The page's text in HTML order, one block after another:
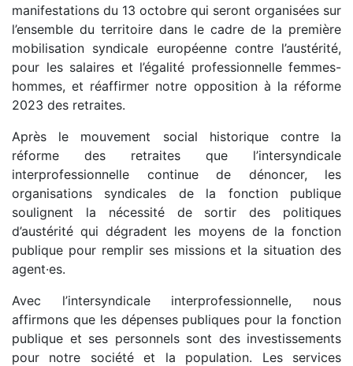
manifestations du 13 octobre qui seront organisées sur
l’ensemble du territoire dans le cadre de la première
mobilisation syndicale européenne contre l’austérité,
pour les salaires et l’égalité professionnelle femmes-
hommes, et réaffirmer notre opposition à la réforme
2023 des retraites.
Après le mouvement social historique contre la
réforme des retraites que l’intersyndicale
interprofessionnelle continue de dénoncer, les
organisations syndicales de la fonction publique
soulignent la nécessité de sortir des politiques
d’austérité qui dégradent les moyens de la fonction
publique pour remplir ses missions et la situation des
agent·es.
Avec l’intersyndicale interprofessionnelle, nous
affirmons que les dépenses publiques pour la fonction
publique et ses personnels sont des investissements
pour notre société et la population. Les services